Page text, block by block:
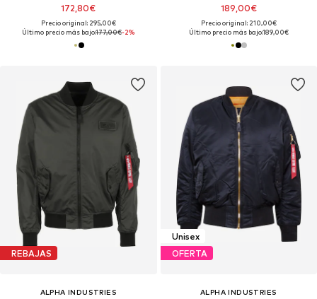
172,80€
Precio original: 295,00€
Último precio más bajo:177,00€-2%
189,00€
Precio original: 210,00€
Último precio más bajo:189,00€
REBAJAS
ALPHA INDUSTRIES
Unisex
OFERTA
ALPHA INDUSTRIES